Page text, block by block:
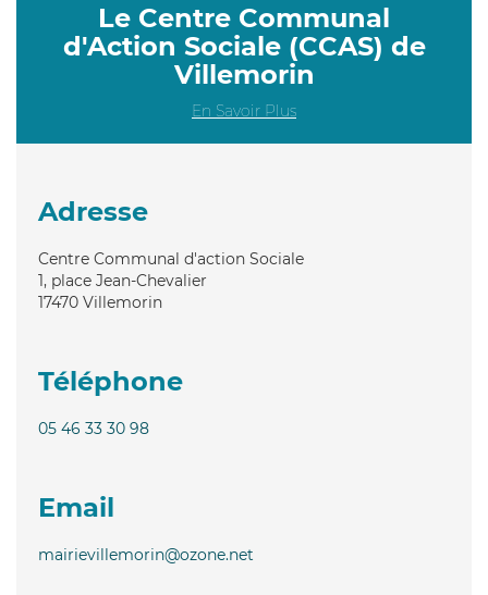
Le Centre Communal
d'Action Sociale (CCAS) de
Villemorin
En Savoir Plus
Adresse
Centre Communal d'action Sociale
1, place Jean-Chevalier
17470 Villemorin
Téléphone
05 46 33 30 98
Email
mairievillemorin@ozone.net